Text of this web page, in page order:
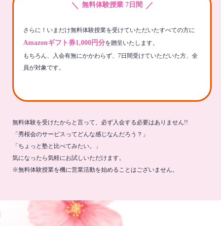
＼ 無料体験授業 7日間 ／
さらに！いまだけ無料体験授業を受けていただいたすべての方に
Amazonギフト券1,000円分を贈呈いたします。
もちろん、入会有無にかかわらず、7日間受けていただいた方、全
員が対象です。
無料体験を受けたからと言って、必ず入会する必要はありません!!
「秀桜会のサービスってどんな感じなんだろう？」
「ちょっと塾と比べてみたい。」
気になったら気軽にお試しいただけます。
※無料体験授業を機に営業活動を始めることはございません。